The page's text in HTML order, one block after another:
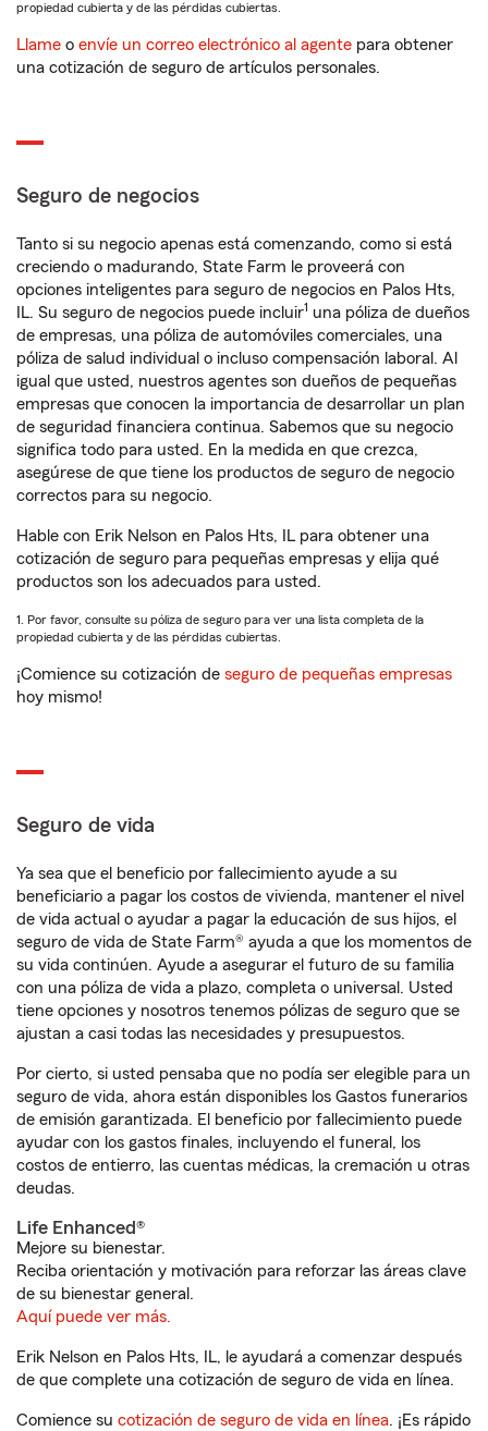
propiedad cubierta y de las pérdidas cubiertas.
Llame o envíe un correo electrónico al agente para obtener
una cotización de seguro de artículos personales.
Seguro de negocios
Tanto si su negocio apenas está comenzando, como si está
creciendo o madurando, State Farm le proveerá con
opciones inteligentes para seguro de negocios en Palos Hts,
IL. Su seguro de negocios puede incluir1 una póliza de dueños
de empresas, una póliza de automóviles comerciales, una
póliza de salud individual o incluso compensación laboral. Al
igual que usted, nuestros agentes son dueños de pequeñas
empresas que conocen la importancia de desarrollar un plan
de seguridad financiera continua. Sabemos que su negocio
significa todo para usted. En la medida en que crezca,
asegúrese de que tiene los productos de seguro de negocio
correctos para su negocio.
Hable con Erik Nelson en Palos Hts, IL para obtener una
cotización de seguro para pequeñas empresas y elija qué
productos son los adecuados para usted.
1. Por favor, consulte su póliza de seguro para ver una lista completa de la
propiedad cubierta y de las pérdidas cubiertas.
¡Comience su cotización de seguro de pequeñas empresas
hoy mismo!
Seguro de vida
Ya sea que el beneficio por fallecimiento ayude a su
beneficiario a pagar los costos de vivienda, mantener el nivel
de vida actual o ayudar a pagar la educación de sus hijos, el
seguro de vida de State Farm® ayuda a que los momentos de
su vida continúen. Ayude a asegurar el futuro de su familia
con una póliza de vida a plazo, completa o universal. Usted
tiene opciones y nosotros tenemos pólizas de seguro que se
ajustan a casi todas las necesidades y presupuestos.
Por cierto, si usted pensaba que no podía ser elegible para un
seguro de vida, ahora están disponibles los Gastos funerarios
de emisión garantizada. El beneficio por fallecimiento puede
ayudar con los gastos finales, incluyendo el funeral, los
costos de entierro, las cuentas médicas, la cremación u otras
deudas.
Life Enhanced®
Mejore su bienestar.
Reciba orientación y motivación para reforzar las áreas clave
de su bienestar general.
Aquí puede ver más.
Erik Nelson en Palos Hts, IL, le ayudará a comenzar después
de que complete una cotización de seguro de vida en línea.
Comience su cotización de seguro de vida en línea. ¡Es rápido